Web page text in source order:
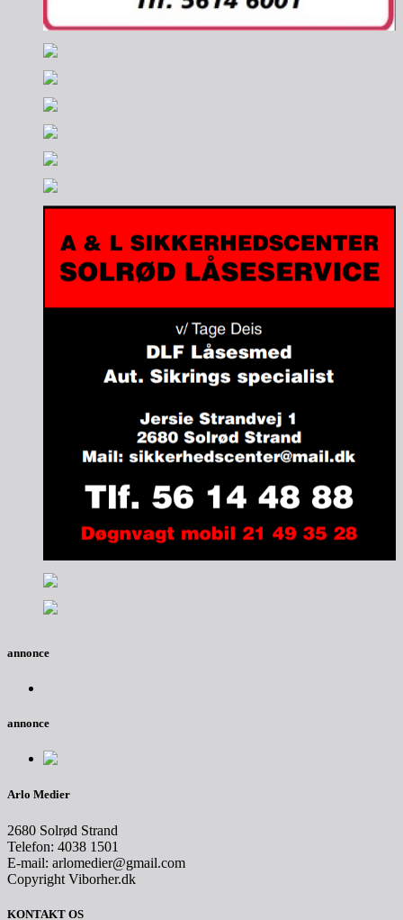
annonce
annonce
Arlo Medier
2680 Solrød Strand
Telefon: 4038 1501
E-mail: arlomedier@gmail.com
Copyright Viborher.dk
KONTAKT OS